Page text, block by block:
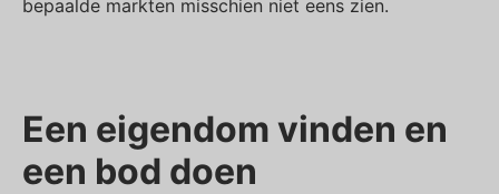
bepaalde markten misschien niet eens zien.
Een eigendom vinden en
een bod doen